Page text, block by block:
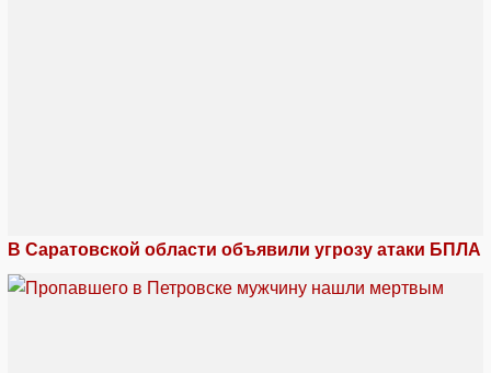
В Саратовской области объявили угрозу атаки БПЛА